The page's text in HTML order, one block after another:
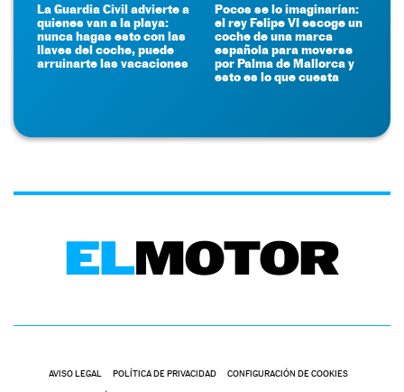
La Guardia Civil advierte a
quienes van a la playa:
nunca hagas esto con las
llaves del coche, puede
arruinarte las vacaciones
Pocos se lo imaginarían:
el rey Felipe VI escoge un
coche de una marca
española para moverse
por Palma de Mallorca y
esto es lo que cuesta
AVISO LEGAL POLÍTICA DE PRIVACIDAD CONFIGURACIÓN DE COOKIES